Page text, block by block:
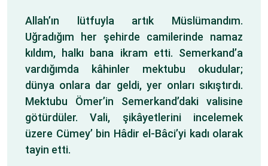
Allah’ın lütfuyla artık Müslümandım.
Uğradığım her şehirde camilerinde namaz
kıldım, halkı bana ikram etti. Semerkand’a
vardığımda kâhinler mektubu okudular;
dünya onlara dar geldi, yer onları sıkıştırdı.
Mektubu Ömer’in Semerkand’daki valisine
götürdüler. Vali, şikâyetlerini incelemek
üzere Cümey’ bin Hâdir el-Bâci’yi kadı olarak
tayin etti.